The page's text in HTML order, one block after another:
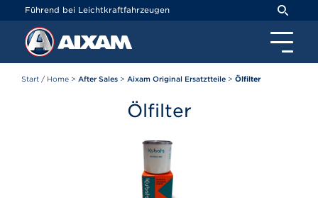
Führend bei Leichtkraftfahrzeugen
Start / Home > After Sales > Aixam Original Ersatztteile > Ölfilter
Ölfilter
Cookie-Einstellungen